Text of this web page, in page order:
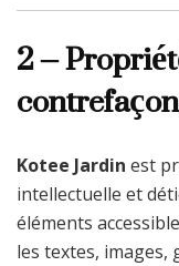
2 –
Kotee Jardin est
intellectuelle et
éléments
les textes, images,